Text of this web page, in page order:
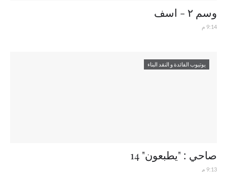
وسم ٢ - اسف
9:14 م
يوتيوب الفائدة و النقد البناء
صاحي : "يطبعون" 14
9:13 م